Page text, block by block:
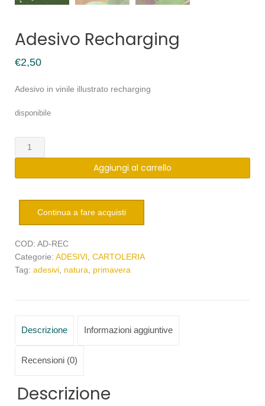
Adesivo Recharging
€2,50
Adesivo in vinile illustrato recharging
disponibile
Adesivo
Recharging
Aggiungi al carrello
Continua a fare acquisti
COD: AD-REC
Categorie: ADESIVI CARTOLERIA
Tag: adesivi natura primavera
Descrizione Informazioni aggiuntive
Recensioni (0)
Descrizione